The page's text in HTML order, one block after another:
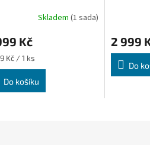
Skladem (1 sada)
Kč
Kč / 1 ks
Do košíku
2 999
Do